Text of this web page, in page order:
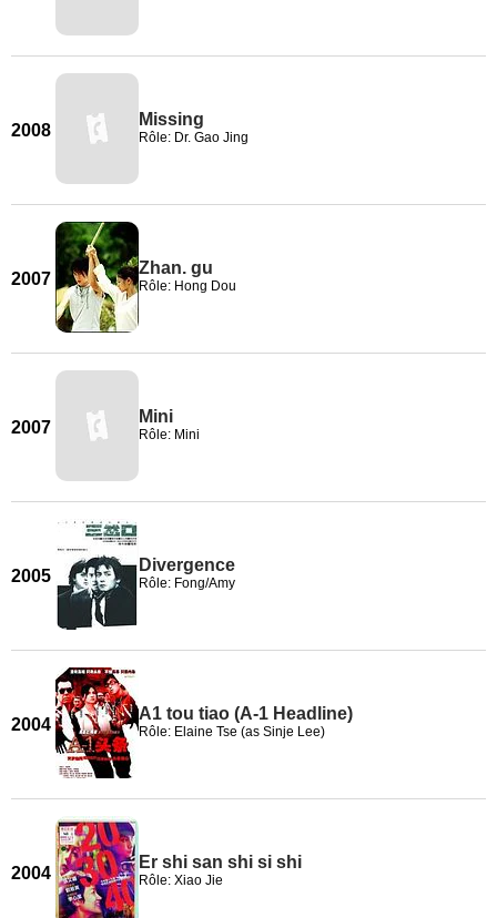
2008
Missing
Rôle: Dr. Gao Jing
2007
Zhan. gu
Rôle: Hong Dou
2007
Mini
Rôle: Mini
2005
Divergence
Rôle: Fong/Amy
2004
A1 tou tiao (A-1 Headline)
Rôle: Elaine Tse (as Sinje Lee)
2004
Er shi san shi si shi
Rôle: Xiao Jie